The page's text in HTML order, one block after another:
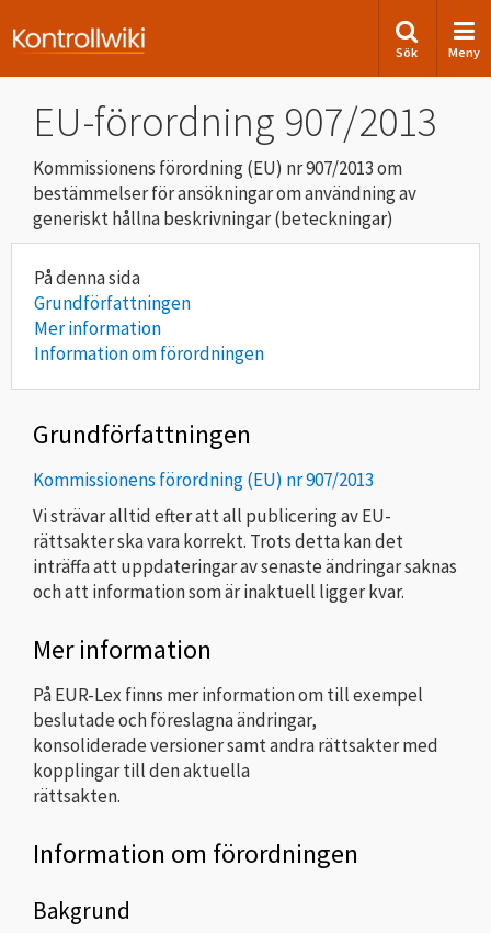
Sök Meny
EU-förordning 907/2013
Kommissionens förordning (EU) nr 907/2013 om
bestämmelser för ansökningar om användning av
generiskt hållna beskrivningar (beteckningar)
Grundförfattningen
Mer information
Information om förordningen
Grundförfattningen
Kommissionens förordning (EU) nr 907/2013
Vi strävar alltid efter att all publicering av EU-
rättsakter ska vara korrekt. Trots detta kan det
inträffa att uppdateringar av senaste ändringar saknas
och att information som är inaktuell ligger kvar.
Mer information
På EUR-Lex finns mer information om till exempel
beslutade och föreslagna ändringar,
konsoliderade versioner samt andra rättsakter med
kopplingar till den aktuella
rättsakten.
Information om förordningen
Bakgrund